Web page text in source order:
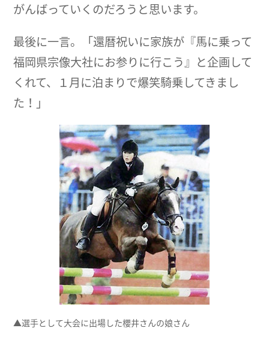
がんばっていくのだろうと思います。
最後に一言。「還暦祝いに家族が『馬に乗って
福岡県宗像大社にお参りに行こう』と企画して
くれて、１月に泊まりで爆笑騎乗してきまし
た！」
▲選手として大会に出場した櫻井さんの娘さん